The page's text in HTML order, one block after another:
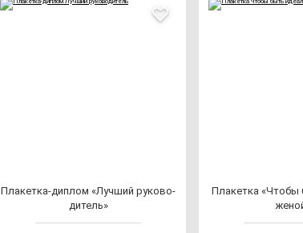
Пла­кет­ка-дип­лом «Луч­ший ру­ко­во­
ди­тель»
Пла­кет­ка «Что­бы